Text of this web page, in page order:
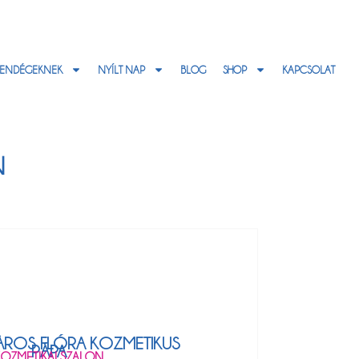
NYÍLT NAP BLOG SHOP KAPCSOLAT
FLÓRA KOZMETIKUS
PÁPA